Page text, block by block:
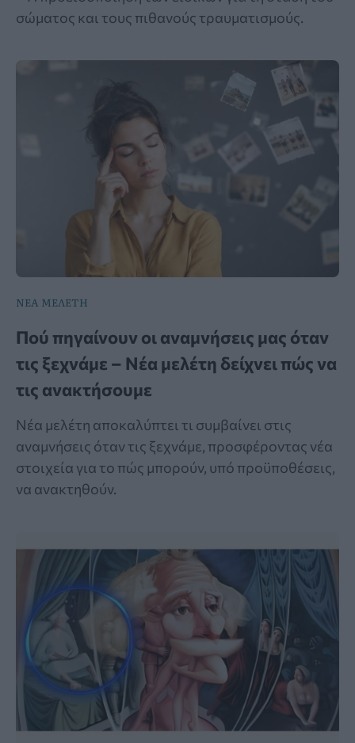
σώματος και τους πιθανούς τραυματισμούς.
ΝΕΑ ΜΕΛΕΤΗ
Πού πηγαίνουν οι αναμνήσεις μας όταν
τις ξεχνάμε – Νέα μελέτη δείχνει πώς να
τις ανακτήσουμε
Νέα μελέτη αποκαλύπτει τι συμβαίνει στις
αναμνήσεις όταν τις ξεχνάμε, προσφέροντας νέα
στοιχεία για το πώς μπορούν, υπό προϋποθέσεις,
να ανακτηθούν.